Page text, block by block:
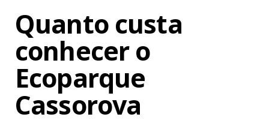
Quanto custa
conhecer o
Ecoparque
Cassorova